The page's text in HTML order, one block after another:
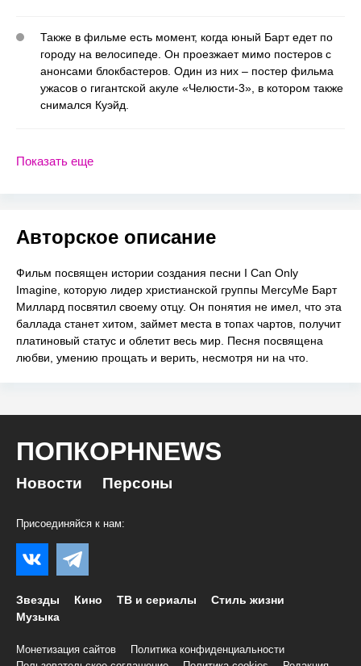
Также в фильме есть момент, когда юный Барт едет по
городу на велосипеде. Он проезжает мимо постеров с
анонсами блокбастеров. Один из них – постер фильма
ужасов о гигантской акуле «Челюсти-3», в котором также
снимался Куэйд.
Показать еще
Авторское описание
Фильм посвящен истории создания песни I Can Only
Imagine, которую лидер христианской группы MercyMe Барт
Миллард посвятил своему отцу. Он понятия не имел, что эта
баллада станет хитом, займет места в топах чартов, получит
платиновый статус и облетит весь мир. Песня посвящена
любви, умению прощать и верить, несмотря ни на что.
ПОПКОРНNEWS
Новости Персоны
Присоединяйся к нам:
Звезды Кино ТВ и сериалы
Стиль жизни
Музыка
Монетизация сайтов
Политика конфиденциальности